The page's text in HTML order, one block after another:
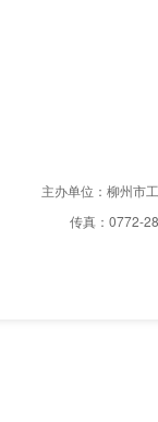
主办单位：柳州市
传真：0772-